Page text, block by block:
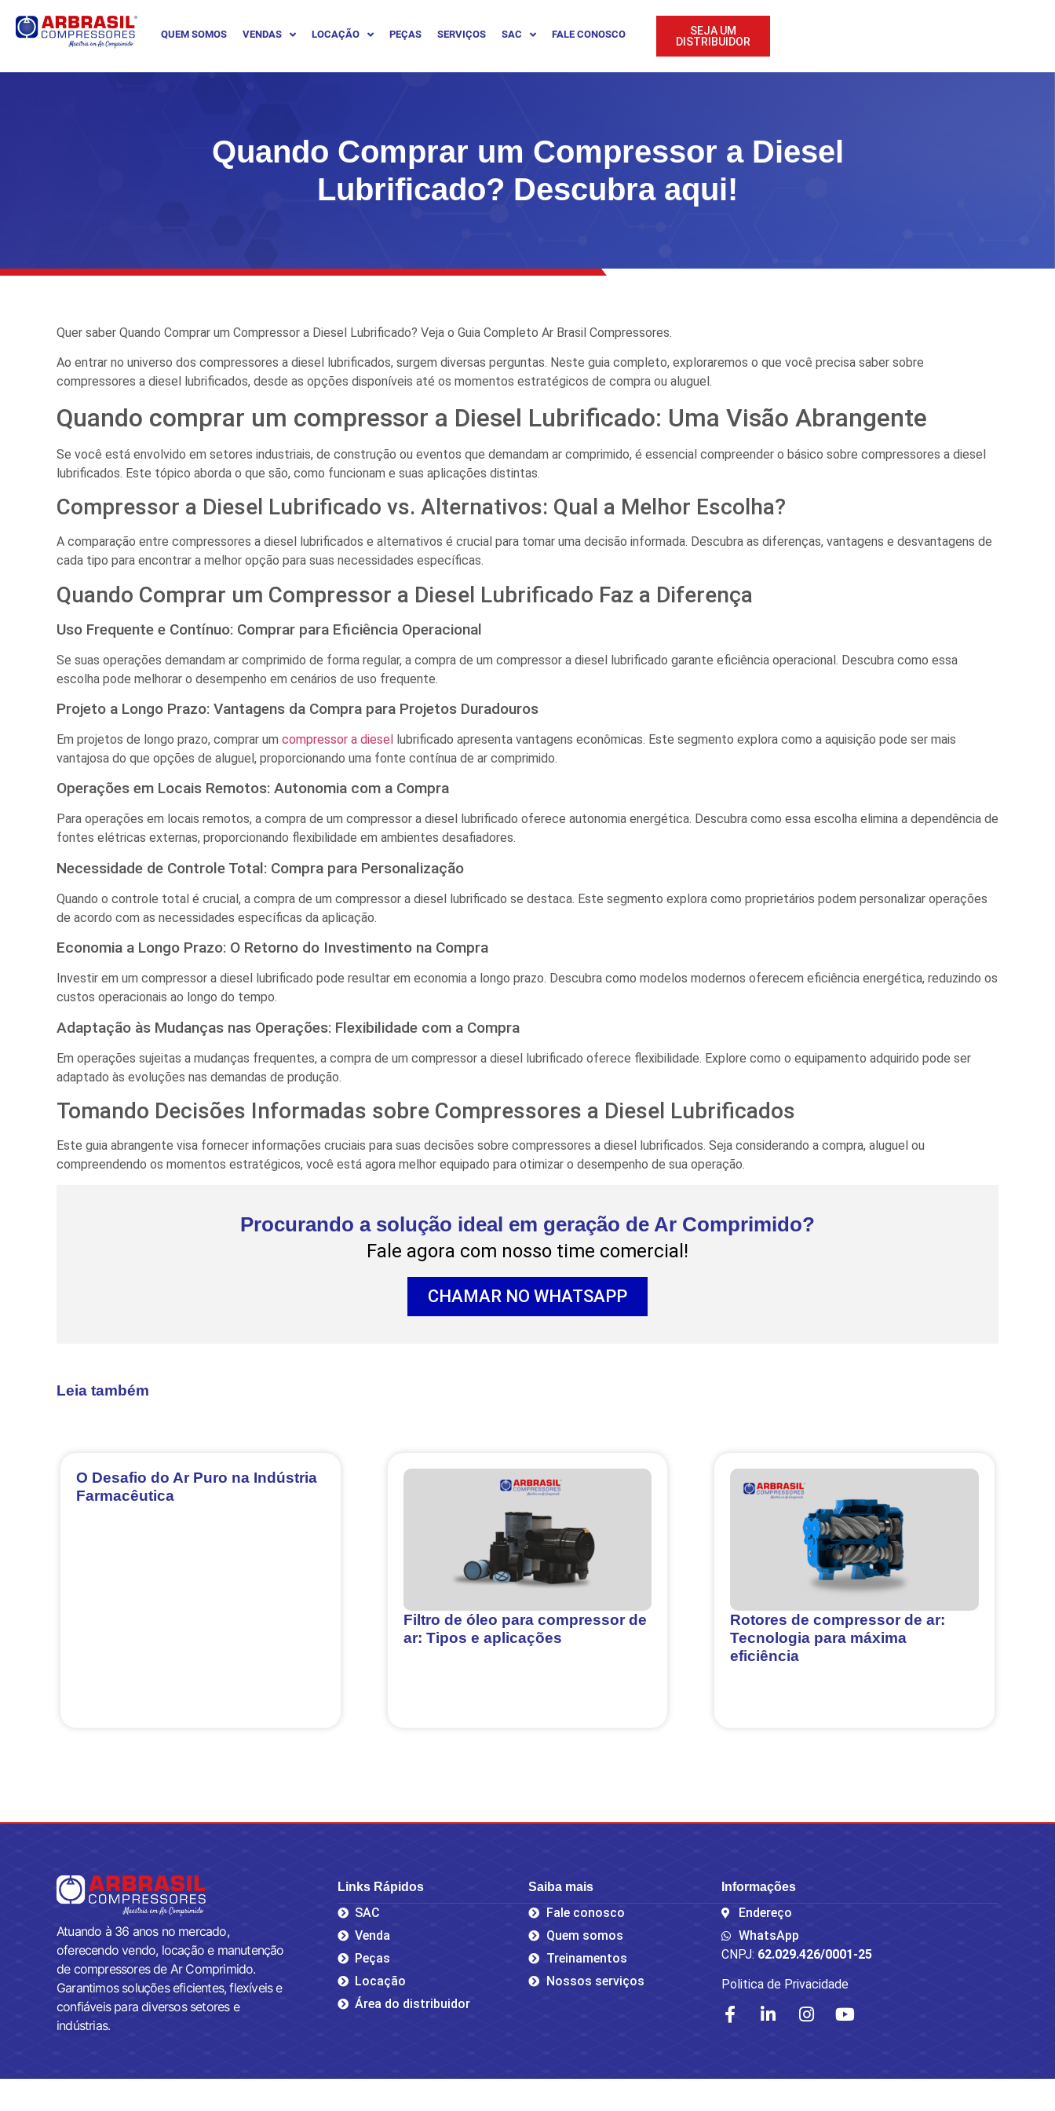
QUEM SOMOS VENDAS LOCAÇÃO PEÇAS SERVIÇOS SAC FALE CONOSCO
SEJA UM
DISTRIBUIDOR
Quando Comprar um Compressor a Diesel
Lubrificado? Descubra aqui!
Quer saber Quando Comprar um Compressor a Diesel Lubrificado? Veja o Guia Completo Ar Brasil Compressores.
Ao entrar no universo dos compressores a diesel lubrificados, surgem diversas perguntas. Neste guia completo, exploraremos o que você precisa saber sobre
compressores a diesel lubrificados, desde as opções disponíveis até os momentos estratégicos de compra ou aluguel.
Quando comprar um compressor a Diesel Lubrificado: Uma Visão Abrangente
Se você está envolvido em setores industriais, de construção ou eventos que demandam ar comprimido, é essencial compreender o básico sobre compressores a diesel
lubrificados. Este tópico aborda o que são, como funcionam e suas aplicações distintas.
Compressor a Diesel Lubrificado vs. Alternativos: Qual a Melhor Escolha?
A comparação entre compressores a diesel lubrificados e alternativos é crucial para tomar uma decisão informada. Descubra as diferenças, vantagens e desvantagens de
cada tipo para encontrar a melhor opção para suas necessidades específicas.
Quando Comprar um Compressor a Diesel Lubrificado Faz a Diferença
Uso Frequente e Contínuo: Comprar para Eficiência Operacional
Se suas operações demandam ar comprimido de forma regular, a compra de um compressor a diesel lubrificado garante eficiência operacional. Descubra como essa
escolha pode melhorar o desempenho em cenários de uso frequente.
Projeto a Longo Prazo: Vantagens da Compra para Projetos Duradouros
Em projetos de longo prazo, comprar um compressor a diesel lubrificado apresenta vantagens econômicas. Este segmento explora como a aquisição pode ser mais
vantajosa do que opções de aluguel, proporcionando uma fonte contínua de ar comprimido.
Operações em Locais Remotos: Autonomia com a Compra
Para operações em locais remotos, a compra de um compressor a diesel lubrificado oferece autonomia energética. Descubra como essa escolha elimina a dependência de
fontes elétricas externas, proporcionando flexibilidade em ambientes desafiadores.
Necessidade de Controle Total: Compra para Personalização
Quando o controle total é crucial, a compra de um compressor a diesel lubrificado se destaca. Este segmento explora como proprietários podem personalizar operações
de acordo com as necessidades específicas da aplicação.
Economia a Longo Prazo: O Retorno do Investimento na Compra
Investir em um compressor a diesel lubrificado pode resultar em economia a longo prazo. Descubra como modelos modernos oferecem eficiência energética, reduzindo os
custos operacionais ao longo do tempo.
Adaptação às Mudanças nas Operações: Flexibilidade com a Compra
Em operações sujeitas a mudanças frequentes, a compra de um compressor a diesel lubrificado oferece flexibilidade. Explore como o equipamento adquirido pode ser
adaptado às evoluções nas demandas de produção.
Tomando Decisões Informadas sobre Compressores a Diesel Lubrificados
Este guia abrangente visa fornecer informações cruciais para suas decisões sobre compressores a diesel lubrificados. Seja considerando a compra, aluguel ou
compreendendo os momentos estratégicos, você está agora melhor equipado para otimizar o desempenho de sua operação.
Procurando a solução ideal em geração de Ar Comprimido?
Fale agora com nosso time comercial!
CHAMAR NO WHATSAPP
Leia também
O Desafio do Ar Puro na Indústria
Farmacêutica
Filtro de óleo para compressor de
ar: Tipos e aplicações
Rotores de compressor de ar:
Tecnologia para máxima
eficiência
Atuando à 36 anos no mercado,
oferecendo vendo, locação e manutenção
de compressores de Ar Comprimido.
Garantimos soluções eficientes, flexíveis e
confiáveis para diversos setores e
indústrias.
Links Rápidos
SAC
Venda
Peças
Locação
Área do distribuidor
Saiba mais
Fale conosco
Quem somos
Treinamentos
Nossos serviços
Informações
Endereço
WhatsApp
CNPJ: 62.029.426/0001-25
Politica de Privacidade